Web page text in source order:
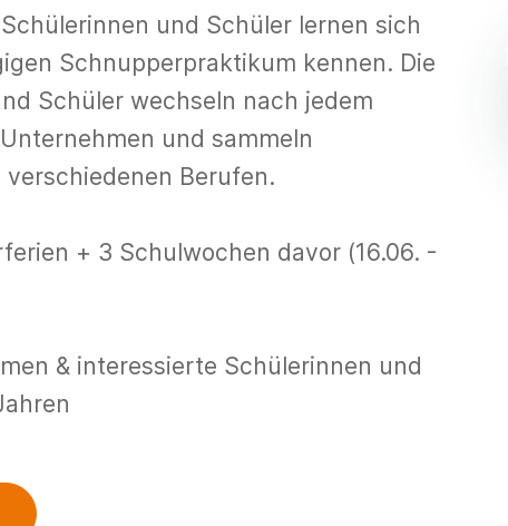
und Schüler lernen sich
Schnupperpraktikum kennen. Die
Schüler wechseln nach jedem
und sammeln
Berufen.
+ 3 Schulwochen davor (16.06. -
& interessierte Schülerinnen und